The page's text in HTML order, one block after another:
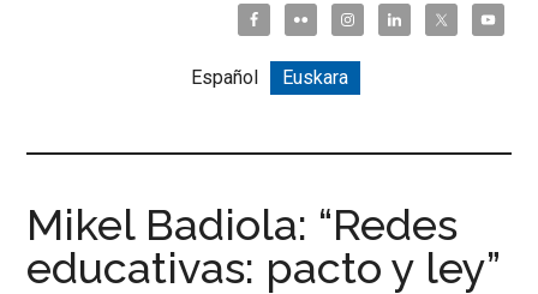
Español Euskara
Mikel Badiola: “Redes
educativas: pacto y ley”